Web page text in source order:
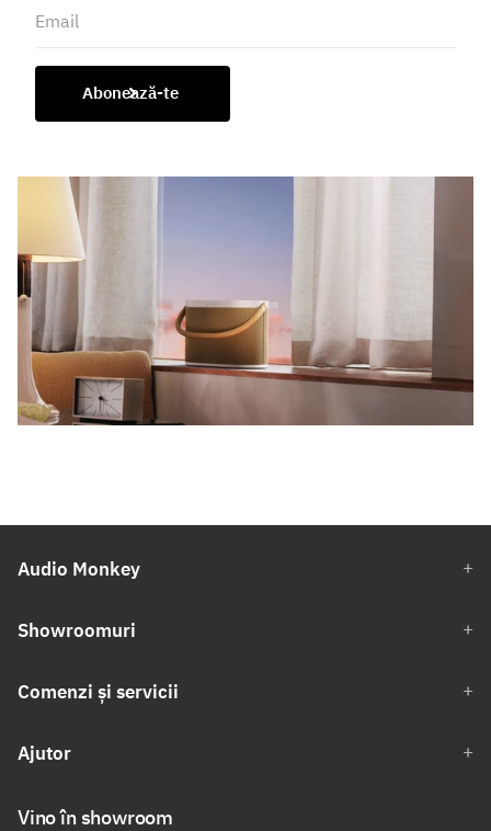
Abonează-te
Audio Monkey
Showroomuri
Comenzi și servicii
Ajutor
Vino în showroom